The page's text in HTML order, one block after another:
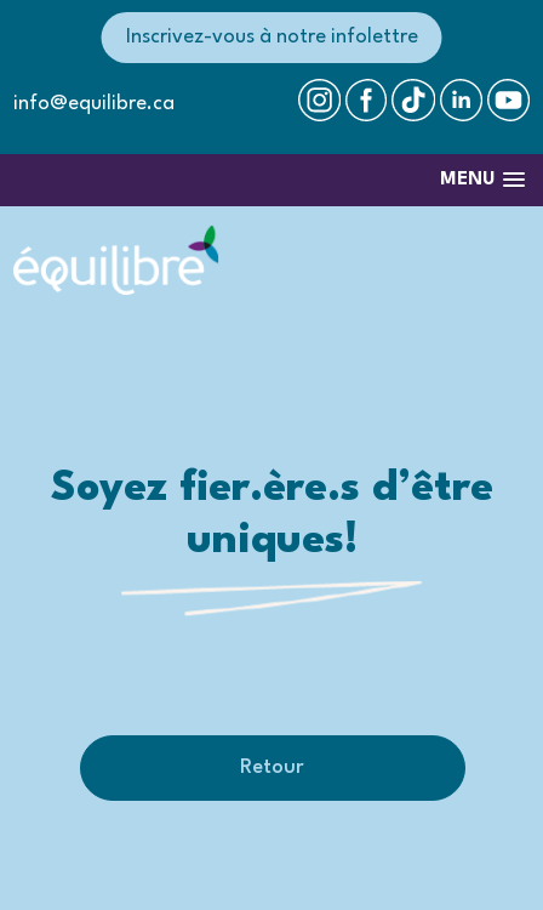
info@equilibre.ca
Inscrivez-vous à notre infolettre
MENU
Soyez fier.ère.s d’être
uniques!
Retour